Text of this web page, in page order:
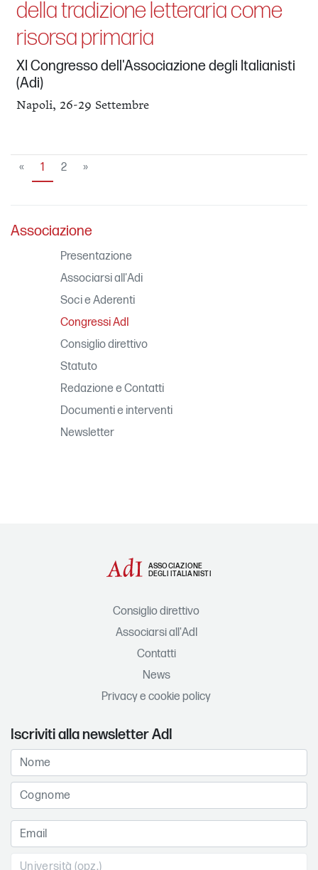
della tradizione letteraria come
risorsa primaria
XI Congresso dell'Associazione degli Italianisti
(Adi)
Napoli, 26-29 Settembre
« 1 2 »
Associazione
Presentazione
Associarsi all'Adi
Soci e Aderenti
Congressi AdI
Consiglio direttivo
Statuto
Redazione e Contatti
Documenti e interventi
Newsletter
ASSOCIAZIONE
DEGLI ITALIANISTI
Consiglio direttivo
Associarsi all'AdI
Contatti
News
Privacy e cookie policy
Iscriviti alla newsletter AdI